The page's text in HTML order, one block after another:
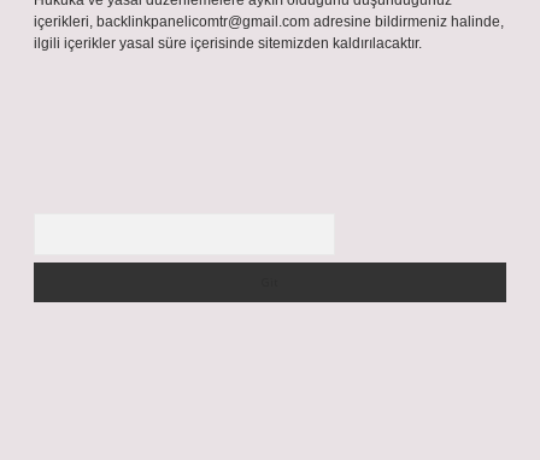
içerikleri, backlinkpanelicomtr@gmail.com adresine bildirmeniz halinde,
ilgili içerikler yasal süre içerisinde sitemizden kaldırılacaktır.